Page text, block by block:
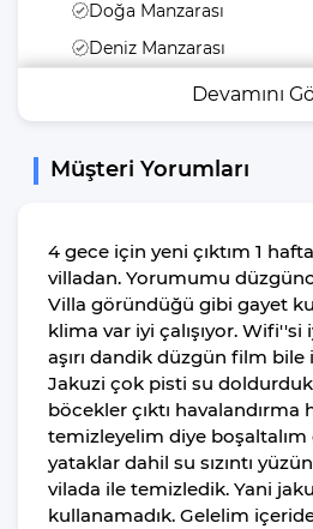
Doğa Manzarası
Deniz Manzarası
Balkon
Havuz Terası
Şezlong
Yemek Masası
Bahçe Mobilyası
Bahçe Veya Arka
Bahçe
Güneş Şemsiyesi
Jakuzi
Devamını
Müşteri Yorumları
4 gece için yeni çıktım 1
villadan. Yorumumu
Villa göründüğü gibi gayet
klima var iyi çalışıyor. Wifi''si
aşırı dandik düzgün film bile
Jakuzi çok pisti su doldurduk
böcekler çıktı havalandırma
temizleyelim diye
yataklar dahil su sızıntı
vilada ile temizledik. Yani
kullanamadık. Gelelim